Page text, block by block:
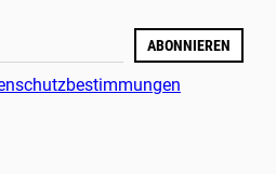
ABONNIEREN